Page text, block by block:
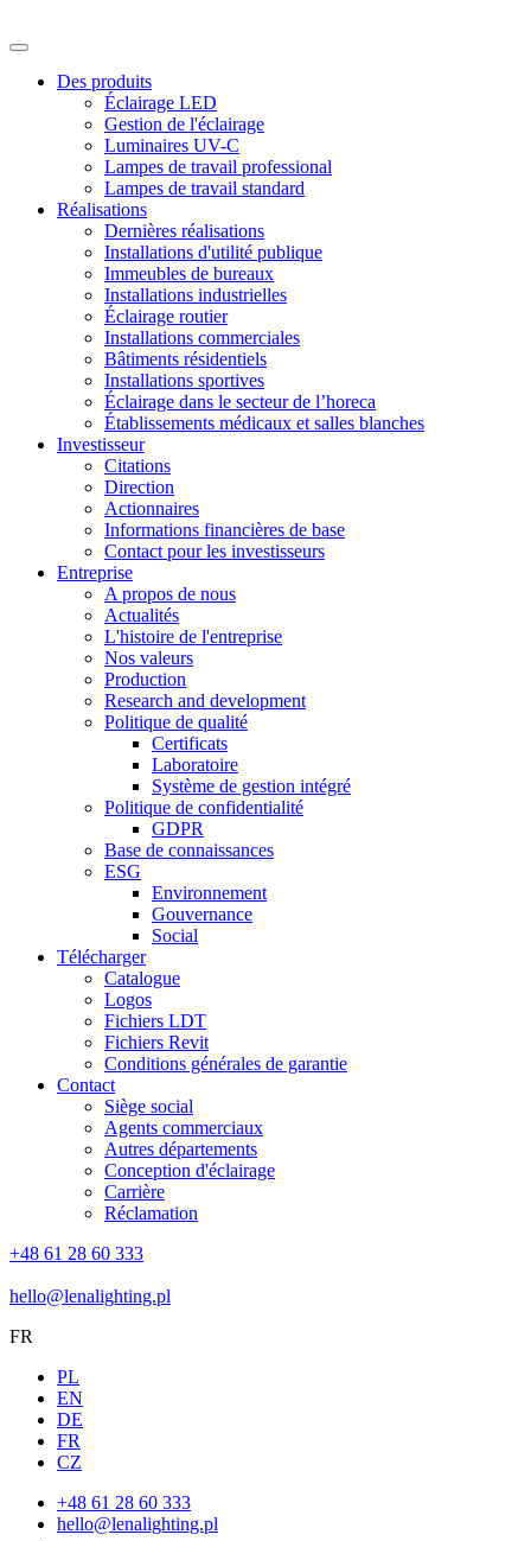
Des produits
Éclairage LED
Gestion de l'éclairage
Luminaires UV-C
Lampes de travail professional
Lampes de travail standard
Réalisations
Dernières réalisations
Installations d'utilité publique
Immeubles de bureaux
Installations industrielles
Éclairage routier
Installations commerciales
Bâtiments résidentiels
Installations sportives
Éclairage dans le secteur de l’horeca
Établissements médicaux et salles blanches
Investisseur
Citations
Direction
Actionnaires
Informations financières de base
Contact pour les investisseurs
Entreprise
A propos de nous
Actualités
L'histoire de l'entreprise
Nos valeurs
Production
Research and development
Politique de qualité
Certificats
Laboratoire
Système de gestion intégré
Politique de confidentialité
GDPR
Base de connaissances
ESG
Environnement
Gouvernance
Social
Télécharger
Catalogue
Logos
Fichiers LDT
Fichiers Revit
Conditions générales de garantie
Contact
Siège social
Agents commerciaux
Autres départements
Conception d'éclairage
Carrière
Réclamation
+48 61 28 60 333
hello@lenalighting.pl
FR
PL
EN
DE
FR
CZ
+48 61 28 60 333
hello@lenalighting.pl